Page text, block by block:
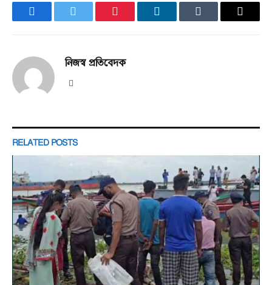
FacebookTwitter PinterestLinkedInTumblr Email
নিজস্ব প্রতিবেদক
RELATED POSTS